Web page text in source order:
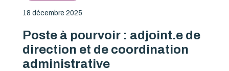
18 décembre 2025
Poste à pourvoir : adjoint.e de
direction et de coordination
administrative